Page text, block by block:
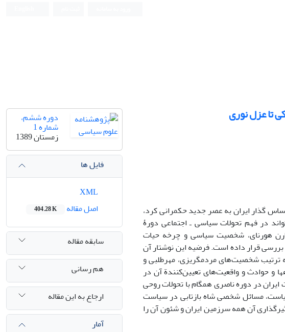
تا عزل نوری
گذار ایران به عصر جدید حکمرانی کرد،
در فهم تحولات سیاسی ـ اجتماعی دورۀ
کارن هورنای، شخصیت سیاسی و چرخه حیات
بررسی قرار داده است. فرضیه این نوشتار آن
ترتیب شخصیت‌های مردم‏گریزی، مهرطلبی و
و حوادث و واقعیت‌های تعیین‌کنندة آن در
در دوره ناصری همگام با تحولات روحی
مسائل شخصی شاه بازتابی در سیاست
آن همه سرزمین ایران و شئون آن را
دوره ششم،
شماره 1
زمستان 1389
فایل ها
اصل مقاله
404.28 K
سابقه مقاله
هم رسانی
ارجاع به این مقاله
آمار